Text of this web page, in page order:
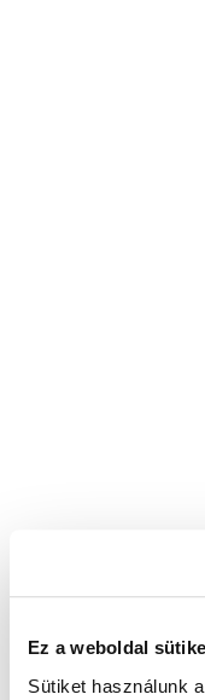
Ez a weboldal
Sütiket használunk